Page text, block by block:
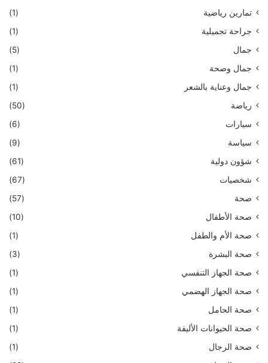
تمارين رياضية
(1)
جراحة تجميلية
(1)
جمال
(5)
جمال وصحة
(1)
جمال وعناية بالشعر
(1)
رياضة
(50)
سيارات
(6)
سياسة
(9)
شؤون دولية
(61)
شخصيات
(67)
صحة
(57)
صحة الأطفال
(10)
صحة الأم والطفل
(1)
صحة البشرة
(3)
صحة الجهاز التنفسي
(1)
صحة الجهاز الهضمي
(1)
صحة الحامل
(1)
صحة الحيوانات الأليفة
(1)
صحة الرجال
(1)